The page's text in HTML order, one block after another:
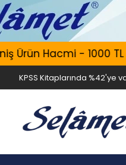
Hacmi - 1000 TL
KPSS Kitaplarında %42'ye